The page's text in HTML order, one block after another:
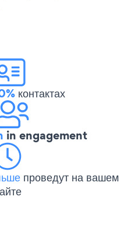
контактах
in engagement
проведут на вашем